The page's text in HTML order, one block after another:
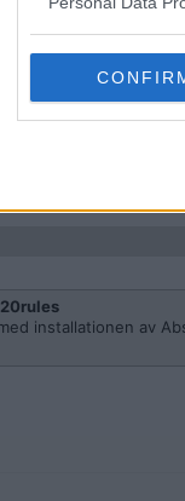
installationen av